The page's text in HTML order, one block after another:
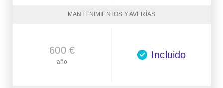
600 €
año
MANTENIMIENTOS Y AVERÍAS
Incluido